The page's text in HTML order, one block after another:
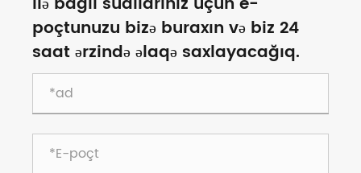
poçtunuzu bizə buraxın və biz 24
saat ərzində əlaqə saxlayacağıq.